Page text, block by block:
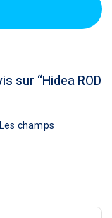
sur “Hidea ROD
Les champs